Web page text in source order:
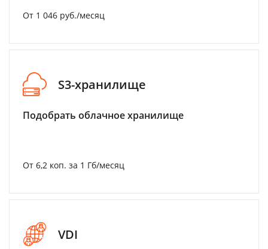
От 1 046 руб./месяц
S3-хранилище
Подобрать облачное хранилище
От 6,2 коп. за 1 Гб/месяц
VDI